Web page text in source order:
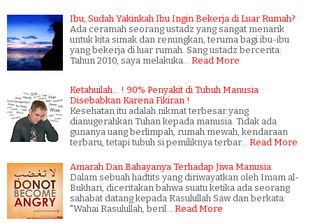
Ibu, Sudah Yakinkah Ibu Ingin Bekerja di Luar Rumah?
Ada ceramah seorang ustadz yang sangat menarik
untuk kita simak dan renungkan, teruma bagi ibu-ibu
yang bekerja di luar rumah. Sang ustadz bercerita:
Tahun 2010, saya melakuka…
Read More
Ketahuilah... ! 90% Penyakit di Tubuh Manusia
Disebabkan Karena Fikiran !
Kesehatan itu adalah nikmat terbesar yang
dianugerahkan Tuhan kepada manusia. Tidak ada
gunanya uang berlimpah, rumah mewah, kendaraan
terbaru, tetapi tubuh si pemiliknya terbar…
Read More
Amarah Dan Bahayanya Terhadap Jiwa Manusia
Dalam sebuah hadtits yang diriwayatkan oleh Imam al-
Bukhari, diceritakan bahwa suatu ketika ada seorang
sahabat datang kepada Rasulullah Saw dan berkata:
"Wahai Rasulullah, beril…
Read More